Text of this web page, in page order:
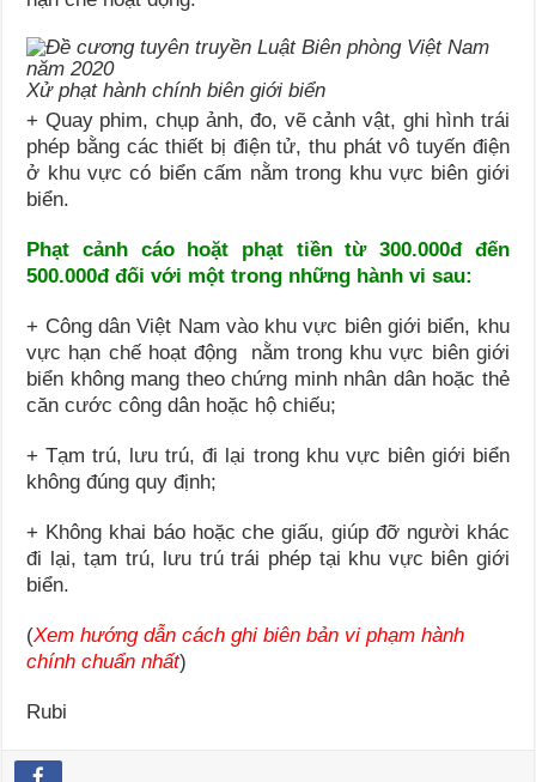
Xử phạt hành chính biên giới biển
+ Quay phim, chụp ảnh, đo, vẽ cảnh vật, ghi hình trái
phép bằng các thiết bị điện tử, thu phát vô tuyến điện
ở khu vực có biển cấm nằm trong khu vực biên giới
biển.
Phạt cảnh cáo hoặt phạt tiền từ 300.000đ đến
500.000đ đối với một trong những hành vi sau:
+ Công dân Việt Nam vào khu vực biên giới biển, khu
vực hạn chế hoạt động nằm trong khu vực biên giới
biển không mang theo chứng minh nhân dân hoặc thẻ
căn cước công dân hoặc hộ chiếu;
+ Tạm trú, lưu trú, đi lại trong khu vực biên giới biển
không đúng quy định;
+ Không khai báo hoặc che giấu, giúp đỡ người khác
đi lại, tạm trú, lưu trú trái phép tại khu vực biên giới
biển.
(Xem hướng dẫn cách ghi biên bản vi phạm hành
chính chuẩn nhất)
Rubi